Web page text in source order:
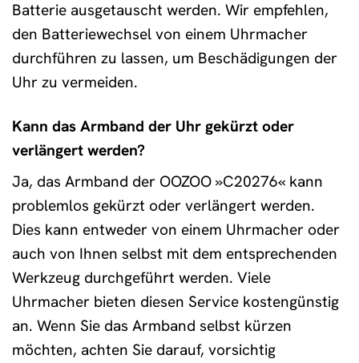
Batterie ausgetauscht werden. Wir empfehlen,
den Batteriewechsel von einem Uhrmacher
durchführen zu lassen, um Beschädigungen der
Uhr zu vermeiden.
Kann das Armband der Uhr gekürzt oder
verlängert werden?
Ja, das Armband der OOZOO »C20276« kann
problemlos gekürzt oder verlängert werden.
Dies kann entweder von einem Uhrmacher oder
auch von Ihnen selbst mit dem entsprechenden
Werkzeug durchgeführt werden. Viele
Uhrmacher bieten diesen Service kostengünstig
an. Wenn Sie das Armband selbst kürzen
möchten, achten Sie darauf, vorsichtig